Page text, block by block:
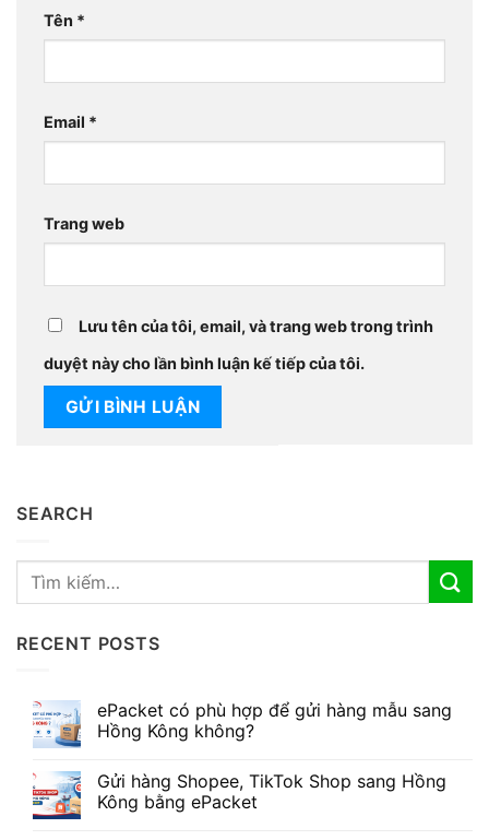
Tên *
Email *
Trang web
Lưu tên của tôi, email, và trang web trong trình
duyệt này cho lần bình luận kế tiếp của tôi.
SEARCH
RECENT POSTS
ePacket có phù hợp để gửi hàng mẫu sang
Hồng Kông không?
Gửi hàng Shopee, TikTok Shop sang Hồng
Kông bằng ePacket